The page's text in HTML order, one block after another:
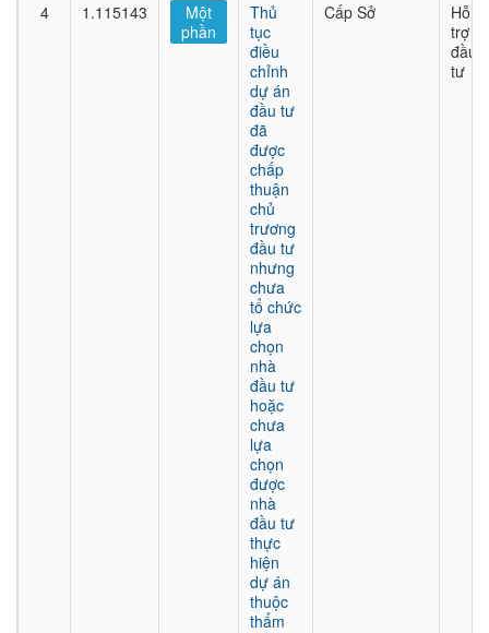
4 1.115143
Một
phần
Thủ
tục
điều
chỉnh
dự án
đầu tư
đã
được
chấp
thuận
chủ
trương
đầu tư
nhưng
chưa
tổ chức
lựa
chọn
nhà
đầu tư
hoặc
chưa
lựa
chọn
được
nhà
đầu tư
thực
hiện
dự án
thuộc
thẩm
Cấp Sở
Hỗ
trợ
đầu
tư